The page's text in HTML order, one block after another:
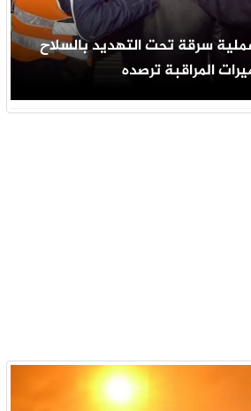
سرقة تحت التهديد بالسلاح
المراقبة ترصده